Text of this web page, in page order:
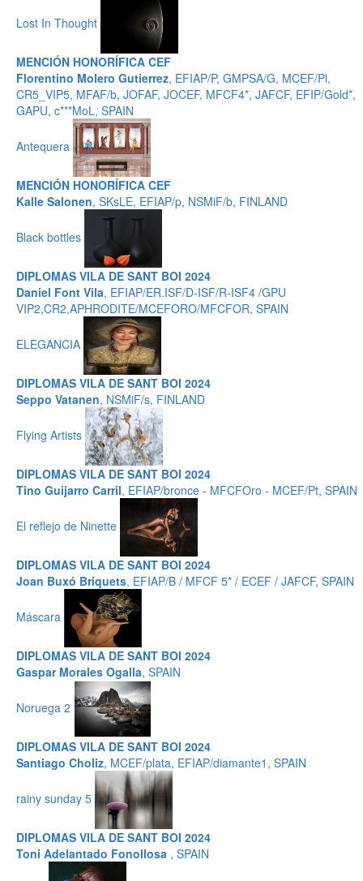
Lost In Thought
MENCIÓN HONORÍFICA CEF
Florentino Molero Gutierrez, EFIAP/P, GMPSA/G, MCEF/Pl,
CR5_VIP5, MFAF/b, JOFAF, JOCEF, MFCF4*, JAFCF, EFIP/Gold*,
GAPU, c***MoL, SPAIN
Antequera
MENCIÓN HONORÍFICA CEF
Kalle Salonen, SKsLE, EFIAP/p, NSMiF/b, FINLAND
Black bottles
DIPLOMAS VILA DE SANT BOI 2024
Daniel Font Vila, EFIAP/ER.ISF/D-ISF/R-ISF4 /GPU
VIP2,CR2,APHRODITE/MCEFORO/MFCFOR, SPAIN
ELEGANCIA
DIPLOMAS VILA DE SANT BOI 2024
Seppo Vatanen, NSMiF/s, FINLAND
Flying Artists
DIPLOMAS VILA DE SANT BOI 2024
Tino Guijarro Carril, EFIAP/bronce - MFCFOro - MCEF/Pt, SPAIN
El reflejo de Ninette
DIPLOMAS VILA DE SANT BOI 2024
Joan Buxó Briquets, EFIAP/B / MFCF 5* / ECEF / JAFCF, SPAIN
Máscara
DIPLOMAS VILA DE SANT BOI 2024
Gaspar Morales Ogalla, SPAIN
Noruega 2
DIPLOMAS VILA DE SANT BOI 2024
Santiago Choliz, MCEF/plata, EFIAP/diamante1, SPAIN
rainy sunday 5
DIPLOMAS VILA DE SANT BOI 2024
Toni Adelantado Fonollosa , SPAIN